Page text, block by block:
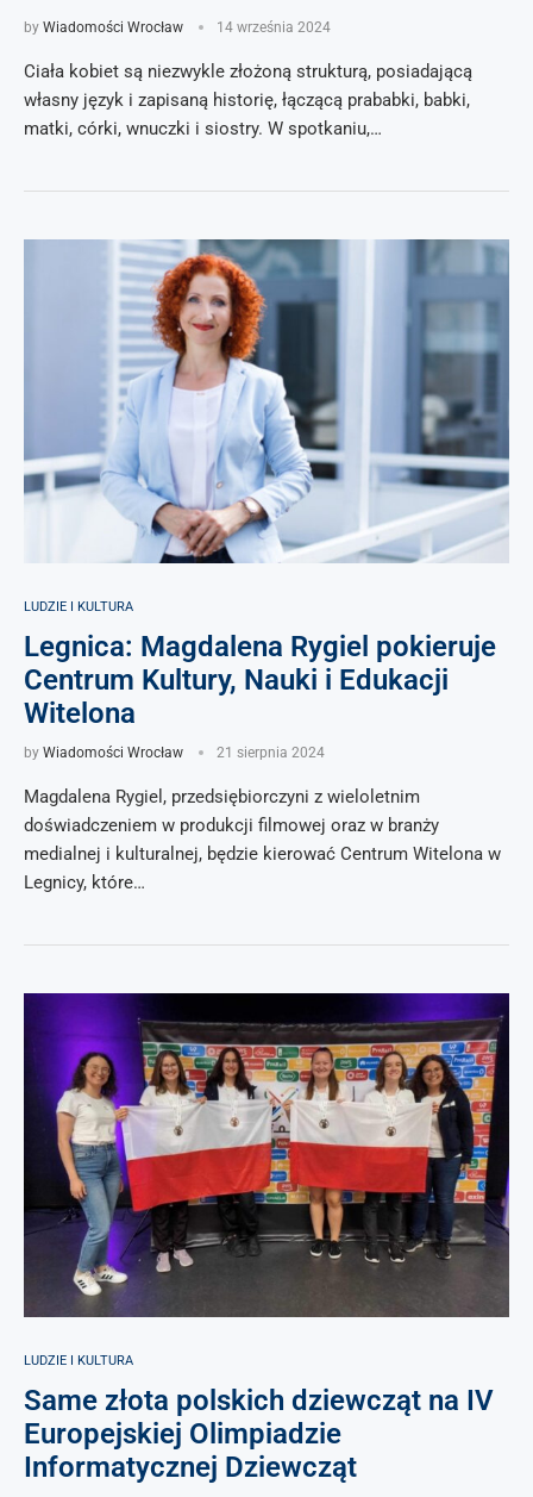
by Wiadomości Wrocław 14 września 2024
Ciała kobiet są niezwykle złożoną strukturą, posiadającą
własny język i zapisaną historię, łączącą prababki, babki,
matki, córki, wnuczki i siostry. W spotkaniu,…
LUDZIE I KULTURA
Legnica: Magdalena Rygiel pokieruje
Centrum Kultury, Nauki i Edukacji
Witelona
by Wiadomości Wrocław 21 sierpnia 2024
Magdalena Rygiel, przedsiębiorczyni z wieloletnim
doświadczeniem w produkcji filmowej oraz w branży
medialnej i kulturalnej, będzie kierować Centrum Witelona w
Legnicy, które…
LUDZIE I KULTURA
Same złota polskich dziewcząt na IV
Europejskiej Olimpiadzie
Informatycznej Dziewcząt